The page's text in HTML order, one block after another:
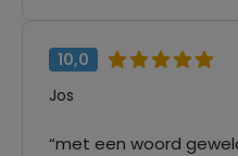
10,0
Jos
“met een woord